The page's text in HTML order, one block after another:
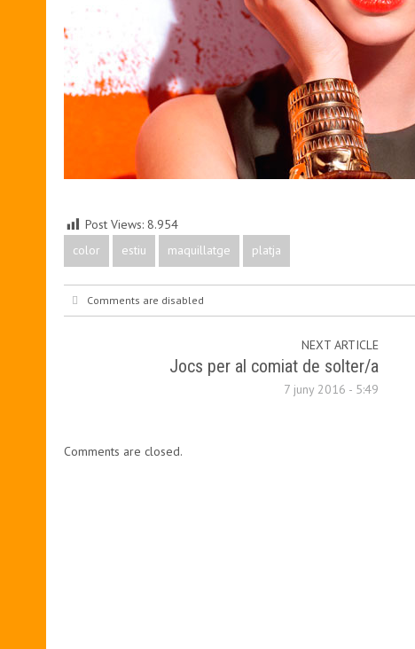
Post Views: 8.954
color
estiu maquillatge platja
Comments are disabled
NEXT ARTICLE
Jocs per al comiat de solter/a
7 juny 2016 - 5:49
Comments are closed.